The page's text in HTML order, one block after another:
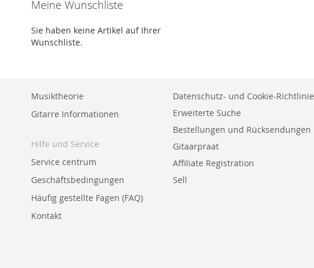
HINZUFÜGEN
Meine Wunschliste
Sie haben keine Artikel auf Ihrer
Wunschliste.
Musiktheorie
Gitarre Informationen
Hilfe und Service
Service centrum
Geschäftsbedingungen
Häufig gestellte Fagen (FAQ)
Kontakt
Datenschutz- und Cookie-Richtlinie
Erweiterte Suche
Bestellungen und Rücksendungen
Gitaarpraat
Affiliate Registration
Sell